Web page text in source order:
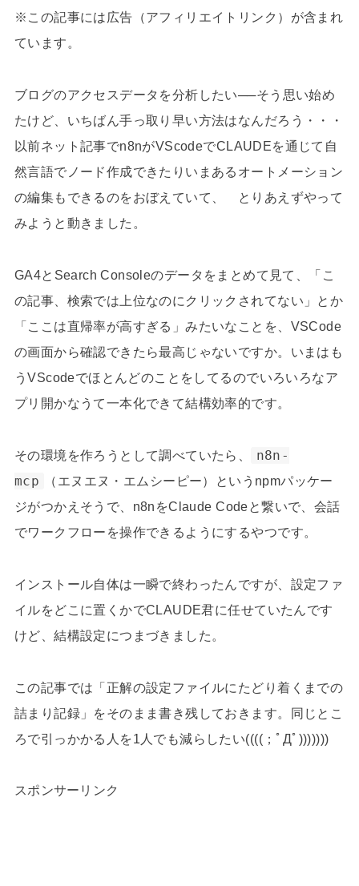
※この記事には広告（アフィリエイトリンク）が含まれ
ています。
ブログのアクセスデータを分析したい──そう思い始め
たけど、いちばん手っ取り早い方法はなんだろう・・・
以前ネット記事でn8nがVScodeでCLAUDEを通じて自
然言語でノード作成できたりいまあるオートメーション
の編集もできるのをおぼえていて、 とりあえずやって
みようと動きました。
GA4とSearch Consoleのデータをまとめて見て、「こ
の記事、検索では上位なのにクリックされてない」とか
「ここは直帰率が高すぎる」みたいなことを、VSCode
の画面から確認できたら最高じゃないですか。いまはも
うVScodeでほとんどのことをしてるのでいろいろなア
プリ開かなうて一本化できて結構効率的です。
その環境を作ろうとして調べていたら、
n8n-
mcp
（エヌエヌ・エムシーピー）というnpmパッケー
ジがつかえそうで、n8nをClaude Codeと繋いで、会話
でワークフローを操作できるようにするやつです。
インストール自体は一瞬で終わったんですが、設定ファ
イルをどこに置くかでCLAUDE君に任せていたんです
けど、結構設定につまづきました。
この記事では「正解の設定ファイルにたどり着くまでの
詰まり記録」をそのまま書き残しておきます。同じとこ
ろで引っかかる人を1人でも減らしたい((((；ﾟДﾟ)))))))
スポンサーリンク